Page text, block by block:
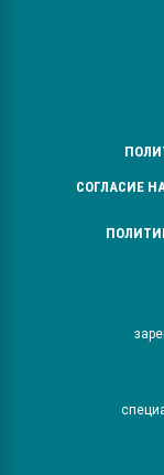
СОГЛАСИЕ